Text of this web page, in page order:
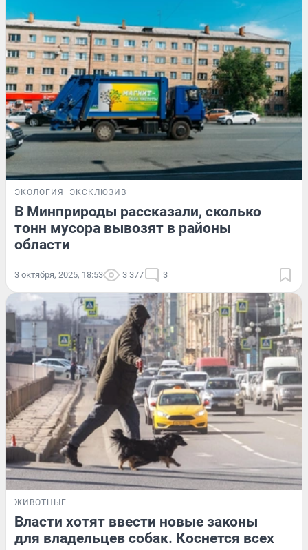
ЭКОЛОГИЯ ЭКСКЛЮЗИВ
В Минприроды рассказали, сколько
тонн мусора вывозят в районы
области
3 октября, 2025, 18:53 3 377 3
ЖИВОТНЫЕ
Власти хотят ввести новые законы
для владельцев собак. Коснется всех